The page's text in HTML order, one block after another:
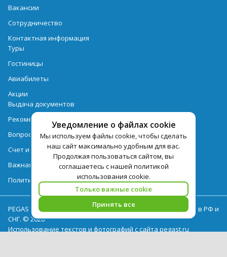
Уведомление о файлах cookie
Мы используем файлы cookie, чтобы сделать
наш сайт максимально удобным для вас.
Продолжая пользоваться сайтом, вы
соглашаетесь с нашей политикой
использования cookie.
Только важные cookie
Принять все
Вакансии
Сотрудничество
Контактная информация
Туры
Гостиницы
Авиабилеты
Акции
Выдача документов
Рекомендации
Вопрос-ответ
Счет и оплата
Важная информация по турпродукту
Политика обработки персональных данных
PEGAS Touristik — ведущий оператор туристических услуг в РФ и
СНГ. © 2026
Использование текстов и фотографий с сайта pegast.ru